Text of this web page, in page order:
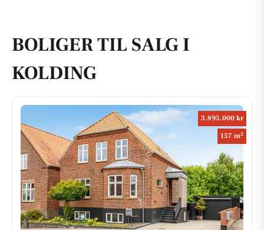
BOLIGER TIL SALG I
KOLDING
3.895.000 kr
157 m2